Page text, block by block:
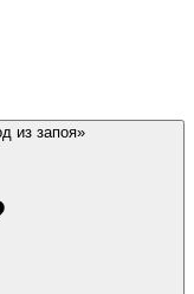
из запоя»